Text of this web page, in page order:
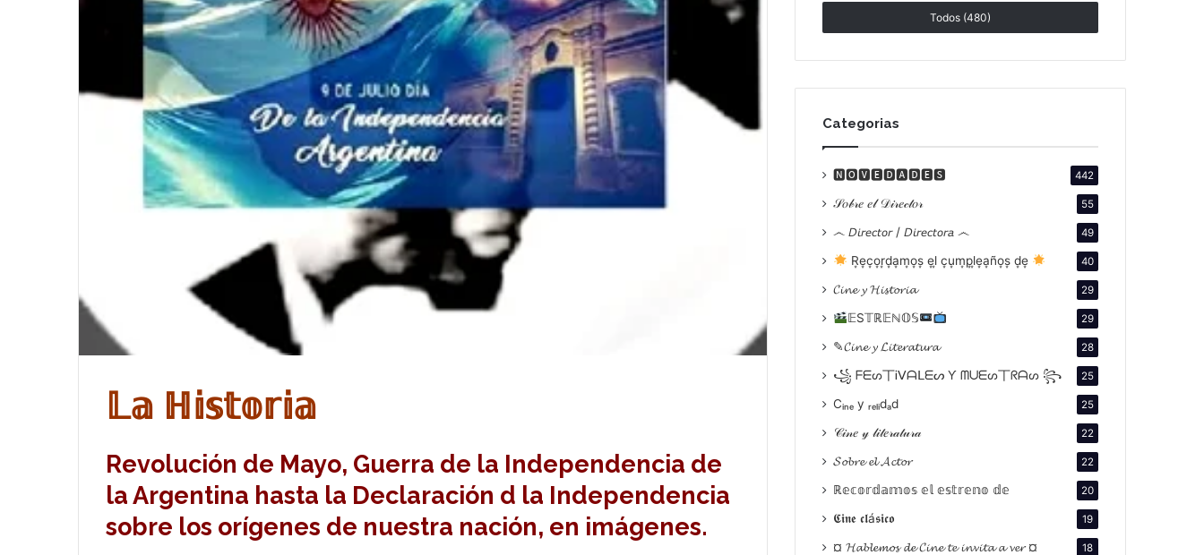
𝕃𝕒 ℍ𝕚𝕤𝕥𝕠𝕣𝕚𝕒
Revolución de Mayo, Guerra de la Independencia de
la Argentina hasta la Declaración d la Independencia
sobre los orígenes de nuestra nación, en imágenes.
Todos (480)
Categorias
🅽🅾🆅🅴🅳🅰🅳🅴🆂 442
𝒮𝑜𝒷𝓇𝑒 𝑒𝓁 𝒟𝒾𝓇𝑒𝒸𝓉𝑜𝓇 55
෴ 𝘋𝘪𝘳𝘦𝘤𝘵𝘰𝘳 / 𝘋𝘪𝘳𝘦𝘤𝘵𝘰𝘳𝘢 ෴ 49
R͙e͙c͙o͙r͙d͙a͙m͙o͙s͙ e͙l͙ c͙u͙m͙p͙l͙e͙a͙ño͙s͙ d͙e͙ 40
𝓒𝓲𝓷𝓮 𝔂 𝓗𝓲𝓼𝓽𝓸𝓻𝓲𝓪 29
𝔼S𝕋ℝ𝔼ℕ𝕆𝕊 29
✎𝓒𝓲𝓷𝓮 𝔂 𝓛𝓲𝓽𝓮𝓻𝓪𝓽𝓾𝓻𝓪 28
꧁ ᖴᗴᔕ丅Ꭵᐯᗩᒪᗴᔕ Ƴ ᗰᑌᗴᔕ丅ᖇᗩᔕ ꧂ 25
Cᵢₙₑ y ᵣₑₗᵢdₐd 25
𝒞𝒾𝓃𝑒 𝓎 𝓁𝒾𝓉𝑒𝓇𝒶𝓉𝓊𝓇𝒶 22
𝓢𝓸𝓫𝓻𝓮 𝓮𝓵 𝓐𝓬𝓽𝓸𝓻 22
ℝ𝕖𝕔𝕠𝕣𝕕𝕒𝕞𝕠𝕤 𝕖𝕝 𝕖𝕤𝕥𝕣𝕖𝕟𝕠 𝕕𝕖 20
𝕮𝖎𝖓𝖊 𝖈𝖑á𝖘𝖎𝖈𝖔 19
¤ 𝓗𝓪𝓫𝓵𝓮𝓶𝓸𝓼 𝓭𝓮 𝓒𝓲𝓷𝓮 𝓽𝓮 𝓲𝓷𝓿𝓲𝓽𝓪 𝓪 𝓿𝓮𝓻 ¤ 18